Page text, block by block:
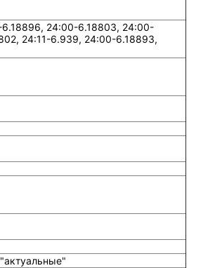
24:00-6.18803, 24:00-
24:11-6.939, 24:00-6.18893,